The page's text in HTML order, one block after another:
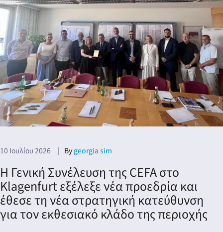
10 Ιουλίου 2026 Bygeorgia sim
Η Γενική Συνέλευση της CEFA στο
Klagenfurt εξέλεξε νέα προεδρία και
έθεσε τη νέα στρατηγική κατεύθυνση
για τον εκθεσιακό κλάδο της περιοχής